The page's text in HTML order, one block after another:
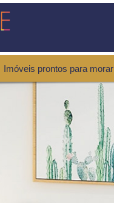
Imóveis prontos para morar